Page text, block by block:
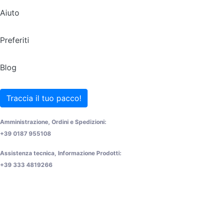
Aiuto
Preferiti
Blog
Traccia il tuo pacco!
Amministrazione, Ordini e Spedizioni:
+39 0187 955108
Assistenza tecnica, Informazione Prodotti:
+39 333 4819266